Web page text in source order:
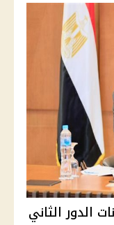
الدور الثاني